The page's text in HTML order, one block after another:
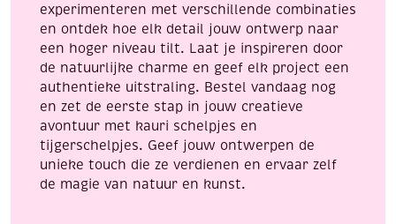
experimenteren met verschillende combinaties
en ontdek hoe elk detail jouw ontwerp naar
een hoger niveau tilt. Laat je inspireren door
de natuurlijke charme en geef elk project een
authentieke uitstraling. Bestel vandaag nog
en zet de eerste stap in jouw creatieve
avontuur met kauri schelpjes en
tijgerschelpjes. Geef jouw ontwerpen de
unieke touch die ze verdienen en ervaar zelf
de magie van natuur en kunst.